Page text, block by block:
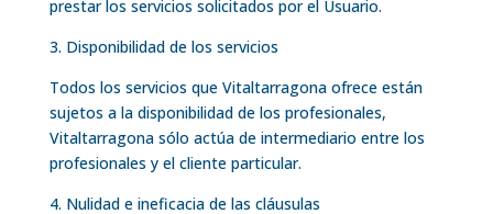
prestar los servicios solicitados por el Usuario.
3. Disponibilidad de los servicios
Todos los servicios que Vitaltarragona ofrece están
sujetos a la disponibilidad de los profesionales,
Vitaltarragona sólo actúa de intermediario entre los
profesionales y el cliente particular.
4. Nulidad e ineficacia de las cláusulas